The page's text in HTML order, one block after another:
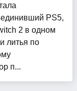
PS5,
2 в одном
литья по
п...